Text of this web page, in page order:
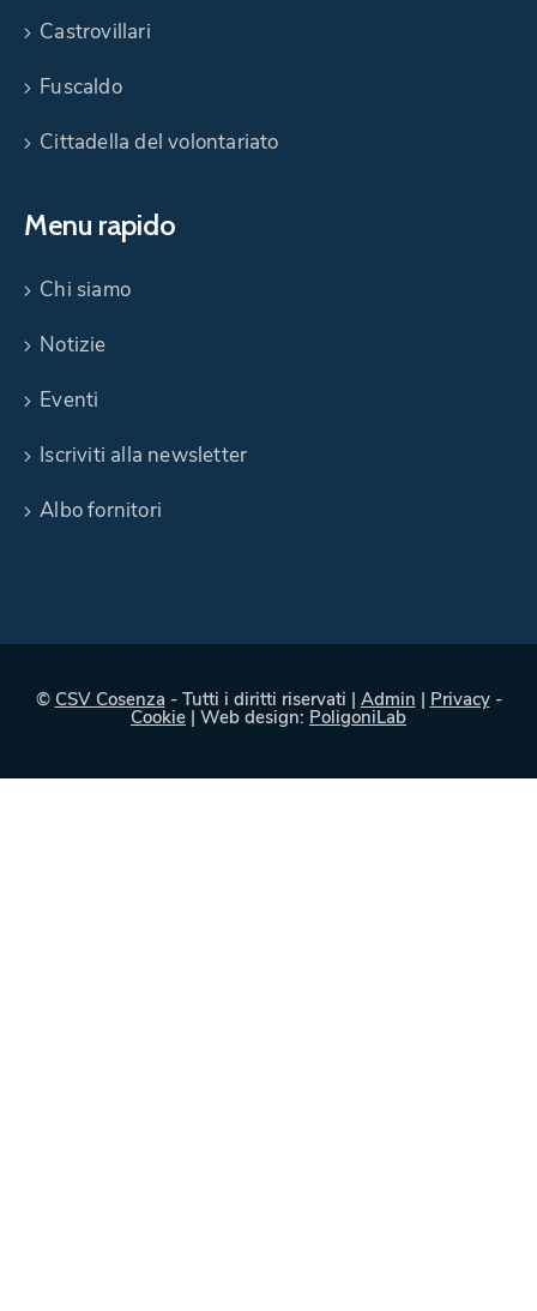
Castrovillari
Fuscaldo
Cittadella del volontariato
Menu rapido
Chi siamo
Notizie
Eventi
Iscriviti alla newsletter
Albo fornitori
© CSV Cosenza - Tutti i diritti riservati | Admin | Privacy-
Cookie | Web design: PoligoniLab